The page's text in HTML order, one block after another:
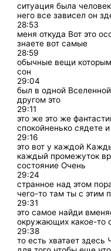
ситуация была
него все зависел он
28:53
меня откуда Вот это
знаете вот самые
28:59
обычные вещи
сон
29:04
был в одной
другом это
29:11
это же это же
спокойненько сядете
29:16
это вот у каждой
каждый промежуток
состояние Очень
29:24
странное над этом
чего-то там ты с этим
29:31
это самое найди
окружающих какое-то
29:38
то есть хватает